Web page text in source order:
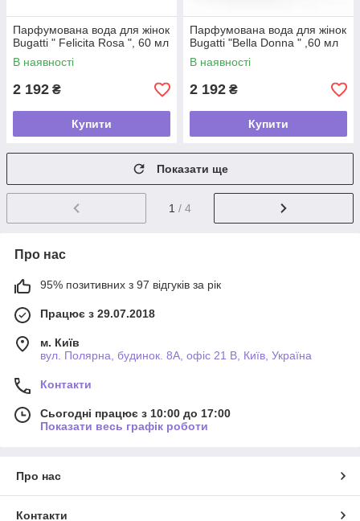
Парфумована вода для жінок
Bugatti " Felicita Rosa ", 60 мл
В наявності
2 192 ₴
Купити
Парфумована вода для жінок
Bugatti "Bella Donna " ,60 мл
В наявності
2 192 ₴
Купити
Показати ще
1 / 4
Про нас
95% позитивних з 97 відгуків за рік
Працює з 29.07.2018
м. Київ
вул. Полярна, будинок. 8А, офіс 21 В, Київ, Україна
Контакти
Сьогодні працює з 10:00 до 17:00
Показати весь графік роботи
Про нас
Контакти